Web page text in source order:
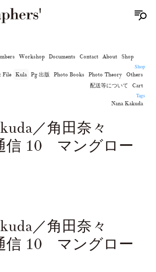
Workshop Documents Contact About
Shop
Shop
File Kula Pg 出版 Photo Books Photo Theory Others
配送等について
Cart
Tags
Nana Kakuda
／角田奈々
信 10 マングロー
／角田奈々
信 10 マングロー